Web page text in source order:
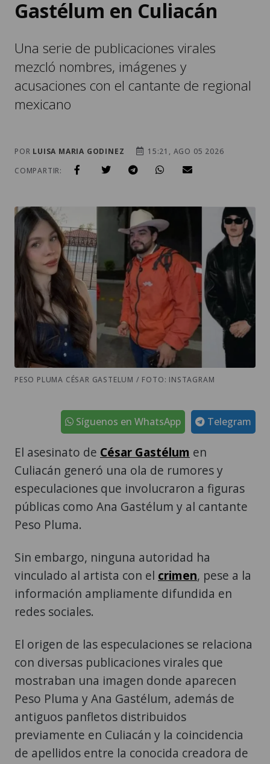
Gastélum en Culiacán
Una serie de publicaciones virales
mezcló nombres, imágenes y
acusaciones con el cantante de regional
mexicano
POR LUISA MARIA GODINEZ
15:21, AGO 05 2026
COMPARTIR:
PESO PLUMA CÉSAR GASTELUM / FOTO: INSTAGRAM
Telegram
Síguenos en WhatsApp
El asesinato de César Gastélum en
Culiacán generó una ola de rumores y
especulaciones que involucraron a figuras
públicas como Ana Gastélum y al cantante
Peso Pluma.
Sin embargo, ninguna autoridad ha
vinculado al artista con el crimen, pese a la
información ampliamente difundida en
redes sociales.
El origen de las especulaciones se relaciona
con diversas publicaciones virales que
mostraban una imagen donde aparecen
Peso Pluma y Ana Gastélum, además de
antiguos panfletos distribuidos
previamente en Culiacán y la coincidencia
de apellidos entre la conocida creadora de